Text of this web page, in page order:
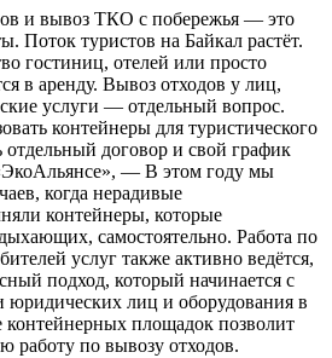
и вывоз ТКО с побережья — это
Поток туристов на Байкал растёт.
гостиниц, отелей или просто
в аренду. Вывоз отходов у лиц,
услуги — отдельный вопрос.
контейнеры для туристического
отдельный договор и свой график
— В этом году мы
когда нерадивые
контейнеры, которые
самостоятельно. Работа по
услуг также активно ведётся,
подход, который начинается с
юридических лиц и оборудования в
контейнерных площадок позволит
работу по вывозу отходов.